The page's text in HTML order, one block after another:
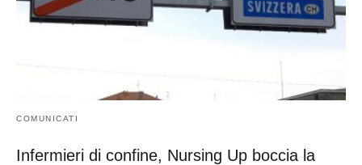
COMUNICATI
Infermieri di confine, Nursing Up boccia la